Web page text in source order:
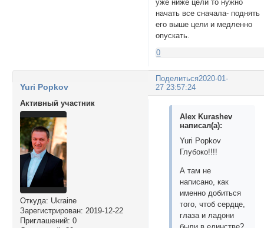
уже ниже цели то нужно
начать все сначала- поднять
его выше цели и медленно
опускать.
0
Поделиться2020-01-
27 23:57:24
Yuri Popkov
Активный участник
Откуда: Ukraine
Зарегистрирован: 2019-12-22
Приглашений: 0
Alex Kurashev
написал(а):
Yuri Popkov
Глубоко!!!!
А там не
написано, как
именно добиться
того, чтоб сердце,
глаза и ладони